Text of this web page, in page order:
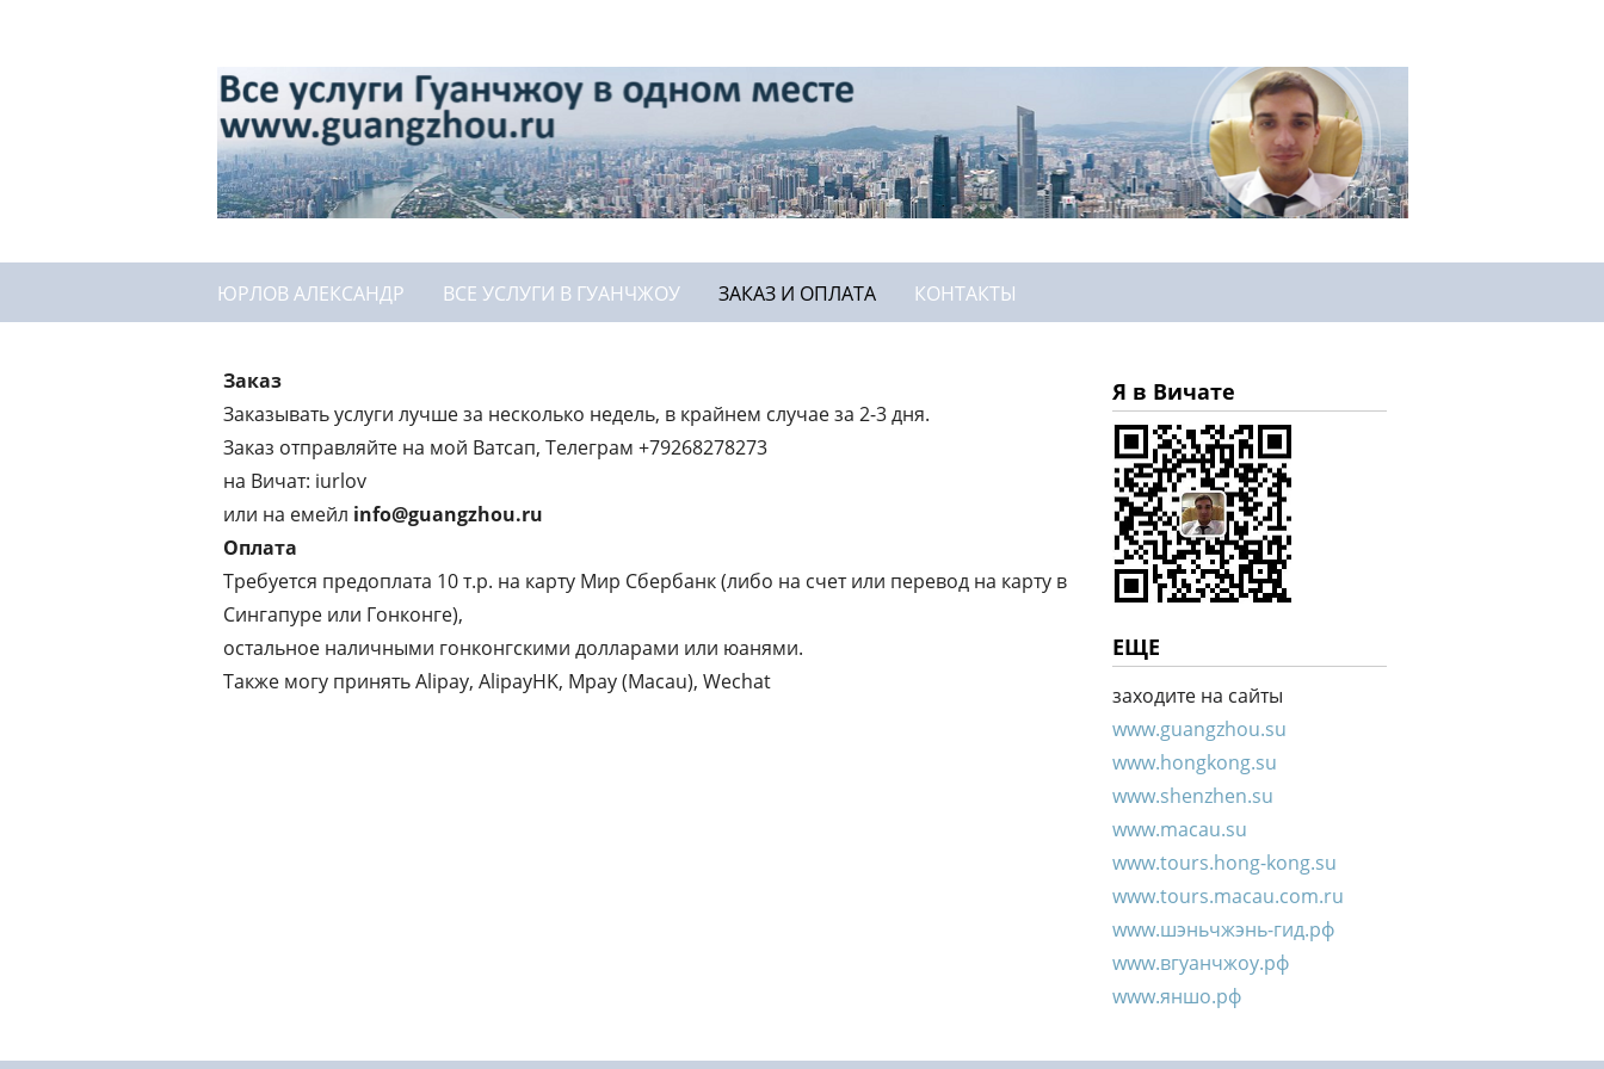
ЮРЛОВ АЛЕКСАНДР ВСЕ УСЛУГИ В ГУАНЧЖОУ ЗАКАЗ И ОПЛАТА КОНТАКТЫ
Заказ
Заказывать услуги лучше за несколько недель, в крайнем случае за 2-3 дня.
Заказ отправляйте на мой Ватсап, Телеграм +79268278273
на Вичат: iurlov
или на емейл info@guangzhou.ru
Оплата
Требуется предоплата 10 т.р. на карту Мир Сбербанк (либо на счет или перевод на карту в
Сингапуре или Гонконге),
остальное наличными гонконгскими долларами или юанями.
Также могу принять Alipay, AlipayHK, Mpay (Macau), Wechat
Я в Вичате
ЕЩЕ
заходите на сайты
www.guangzhou.su
www.hongkong.su
www.shenzhen.su
www.macau.su
www.tours.hong-kong.su
www.tours.macau.com.ru
www.шэньчжэнь-гид.рф
www.вгуанчжоу.рф
www.яншо.рф